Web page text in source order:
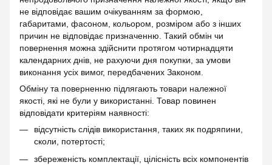
не відповідає вашим очікуванням за формою,
габаритами, фасоном, кольором, розміром або з інших
причин не відповідає призначенню. Такий обмін чи
повернення можна здійснити протягом чотирнадцяти
календарних днів, не рахуючи дня покупки, за умови
виконання усіх вимог, передбачених Законом.
Обміну та поверненню підлягають товари належної
якості, які не були у використанні. Товар повинен
відповідати критеріям наявності:
відсутність слідів використання, таких як подряпини,
сколи, потертості;
збереженість комплектації, цілісність всіх компонентів